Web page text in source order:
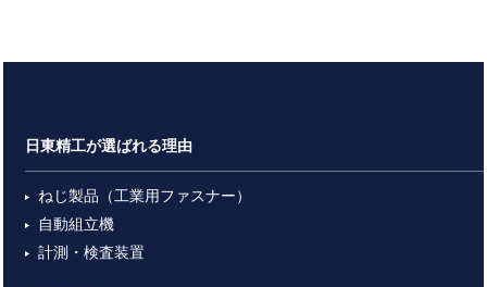
日東精工が選ばれる理由
ねじ製品（工業用ファスナー）
自動組立機
計測・検査装置